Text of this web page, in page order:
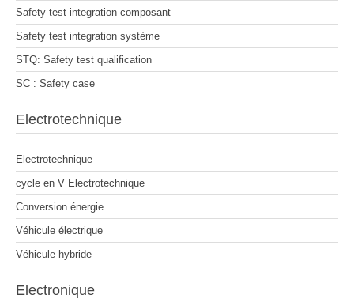
Safety test integration composant
Safety test integration système
STQ: Safety test qualification
SC : Safety case
Electrotechnique
Electrotechnique
cycle en V Electrotechnique
Conversion énergie
Véhicule électrique
Véhicule hybride
Electronique